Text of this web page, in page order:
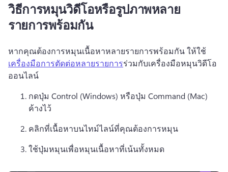
วิธีการหมุนวิดีโอหรือรูปภาพหลาย
รายการพร้อมกัน
หากคุณต้องการหมุนเนื้อหาหลายรายการพร้อมกัน ให้ใช้
เครื่องมือการตัดต่อหลายรายการร่วมกับเครื่องมือหมุนวิดีโอ
ออนไลน์
กดปุ่ม Control (Windows) หรือปุ่ม Command (Mac)
ค้างไว้
คลิกที่เนื้อหาบนไทม์ไลน์ที่คุณต้องการหมุน
ใช้ปุ่มหมุนเพื่อหมุนเนื้อหาที่เน้นทั้งหมด